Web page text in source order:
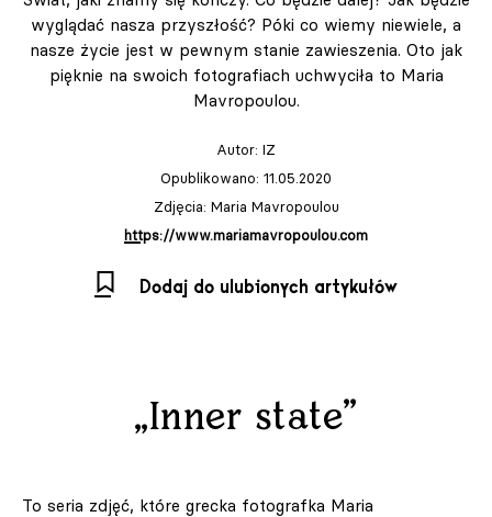
wyglądać nasza przyszłość? Póki co wiemy niewiele, a
nasze życie jest w pewnym stanie zawieszenia. Oto jak
pięknie na swoich fotografiach uchwyciła to Maria
Mavropoulou.
Autor: IZ
Opublikowano: 11.05.2020
Zdjęcia: Maria Mavropoulou
https://www.mariamavropoulou.com
Dodaj do ulubionych artykułów
„Inner state”
To seria zdjęć, które grecka fotografka Maria